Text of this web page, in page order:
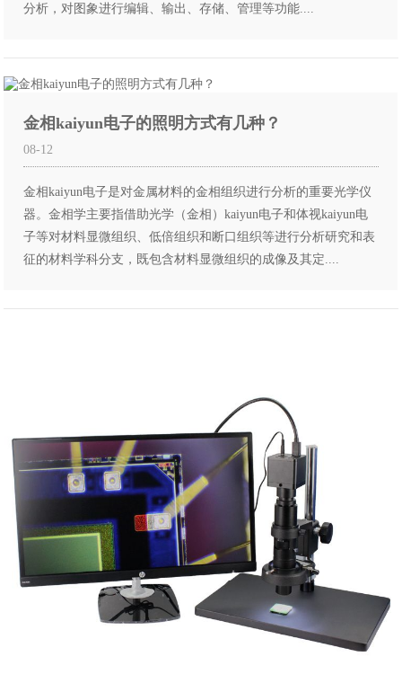
分析，对图象进行编辑、输出、存储、管理等功能....
金相kaiyun电子的照明方式有几种？
08-12
金相kaiyun电子是对金属材料的金相组织进行分析的重要光学仪
器。金相学主要指借助光学（金相）kaiyun电子和体视kaiyun电
子等对材料显微组织、低倍组织和断口组织等进行分析研究和表
征的材料学科分支，既包含材料显微组织的成像及其定....